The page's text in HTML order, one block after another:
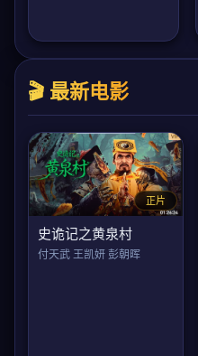
🎬 最新电影
正片
史诡记之黄泉村
付天武 王凯妍 彭朝晖